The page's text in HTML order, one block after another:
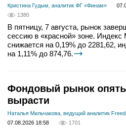
Кристина Гудым, аналитик ФГ «Финам»
1380
В пятницу, 7 августа, рынок
сессию в «красной» зоне.
снижается на 0,19% до 2281,62,
на 1,11% до 874,76.
Фондовый рынок
вырасти
Наталья Мильчакова, ведущий аналитик
07.08.2026 18:58
1701